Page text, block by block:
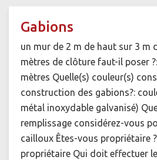
Gabions
un mur de 2 m de haut sur 3 m
mètres de clôture faut-il poser
mètres Quelle(s) couleur(s)
construction des gabions?:
métal inoxydable galvanisé)
remplissage considérez-vous
cailloux Êtes-vous propriétaire
propriétaire Qui doit effectuer